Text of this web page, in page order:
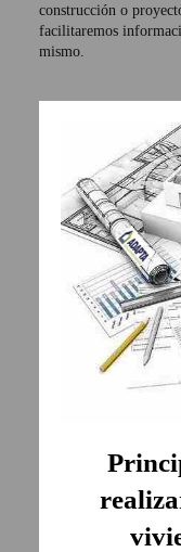
construcción o
facilitaremos
mismo.